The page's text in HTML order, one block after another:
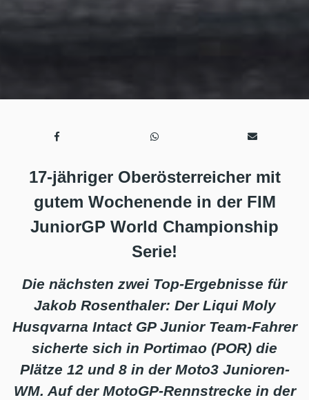
17-jähriger Oberösterreicher mit
gutem Wochenende in der FIM
JuniorGP World Championship
Serie!
Die nächsten zwei Top-Ergebnisse für
Jakob Rosenthaler: Der Liqui Moly
Husqvarna Intact GP Junior Team-Fahrer
sicherte sich in Portimao (POR) die
Plätze 12 und 8 in der Moto3 Junioren-
WM. Auf der MotoGP-Rennstrecke in der